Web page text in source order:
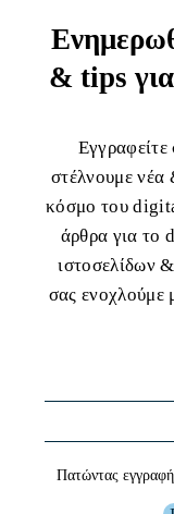
& tips
στέλνουμε νέα
κόσμο του
άρθρα για το
ιστοσελίδων
σας ενοχλούμε
Πατώντας